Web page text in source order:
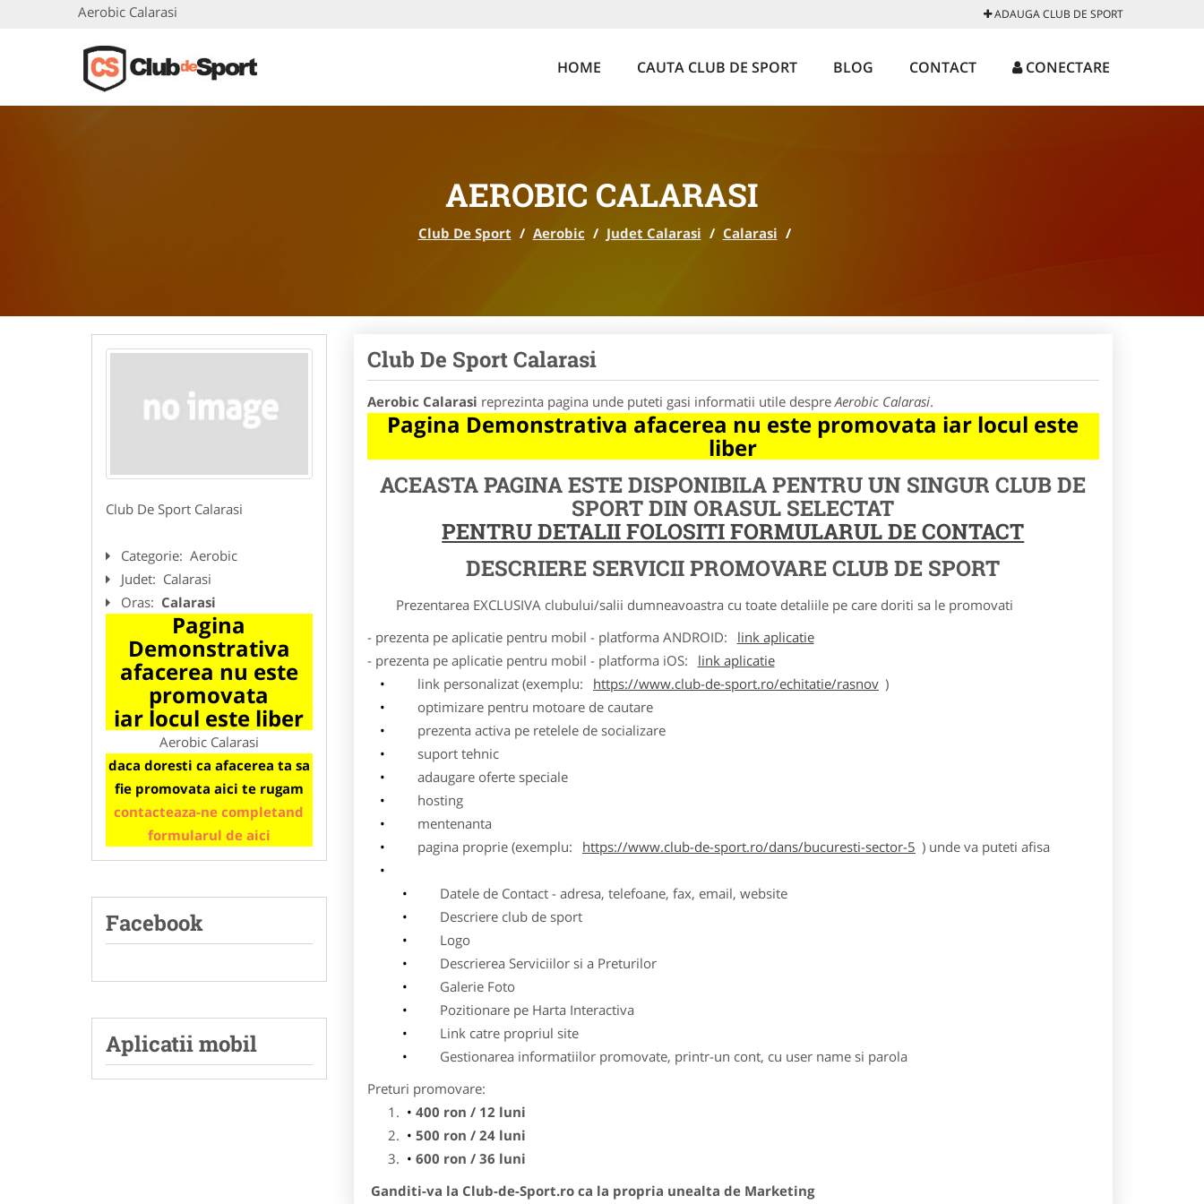
Aerobic Calarasi ADAUGA CLUB DE SPORT
HOME CAUTA CLUB DE SPORT BLOG CONTACT CONECTARE
AEROBIC CALARASI
Club De Sport / Aerobic / Judet Calarasi / Calarasi /
Club De Sport Calarasi
Categorie: Aerobic
Judet: Calarasi
Oras: Calarasi
Pagina
Demonstrativa
afacerea nu este
promovata
iar locul este liber
Aerobic Calarasi
daca doresti ca afacerea ta sa
fie promovata aici te rugam
contacteaza-ne completand
formularul de aici
Facebook
Aplicatii mobil
Club De Sport Calarasi
Aerobic Calarasi reprezinta pagina unde puteti gasi informatii utile despreAerobic Calarasi.
Pagina Demonstrativa afacerea nu este promovata iar locul este
liber
ACEASTA PAGINA ESTE DISPONIBILA PENTRU UN SINGUR CLUB DE
SPORT DIN ORASUL SELECTAT
PENTRU DETALII FOLOSITI FORMULARUL DE CONTACT
DESCRIERE SERVICII PROMOVARE CLUB DE SPORT
Prezentarea EXCLUSIVA clubului/salii dumneavoastra cu toate detaliile pe care doriti sa le promovati
- prezenta pe aplicatie pentru mobil - platforma ANDROID:
link aplicatie
- prezenta pe aplicatie pentru mobil - platforma iOS:
link aplicatie
link personalizat (exemplu:
https://www.club-de-sport.ro/echitatie/rasnov )
optimizare pentru motoare de cautare
prezenta activa pe retelele de socializare
suport tehnic
adaugare oferte speciale
hosting
mentenanta
pagina proprie (exemplu:
https://www.club-de-sport.ro/dans/bucuresti-sector-5 ) unde va puteti afisa
Datele de Contact - adresa, telefoane, fax, email, website
Descriere club de sport
Logo
Descrierea Serviciilor si a Preturilor
Galerie Foto
Pozitionare pe Harta Interactiva
Link catre propriul site
Gestionarea informatiilor promovate, printr-un cont, cu user name si parola
Preturi promovare:
400 ron / 12 luni
500 ron / 24 luni
600 ron / 36 luni
Ganditi-va la Club-de-Sport.ro ca la propria unealta de Marketing